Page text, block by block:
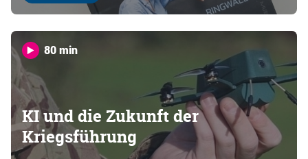
80 min
KI und die Zukunft der
Kriegsführung